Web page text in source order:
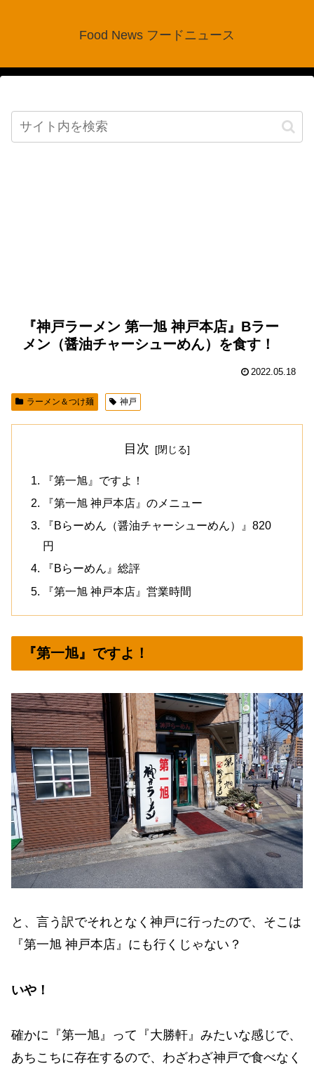
Food News フードニュース
『神戸ラーメン 第一旭 神戸本店』Bラー
メン（醤油チャーシューめん）を食す！
2022.05.18
ラーメン＆つけ麺 神戸
目次
『第一旭』ですよ！
『第一旭 神戸本店』のメニュー
『Bらーめん（醤油チャーシューめん）』820
円
『Bらーめん』総評
『第一旭 神戸本店』営業時間
『第一旭』ですよ！
と、言う訳でそれとなく神戸に行ったので、そこは
『第一旭 神戸本店』にも行くじゃない？
いや！
確かに『第一旭』って『大勝軒』みたいな感じで、
あちこちに存在するので、わざわざ神戸で食べなく